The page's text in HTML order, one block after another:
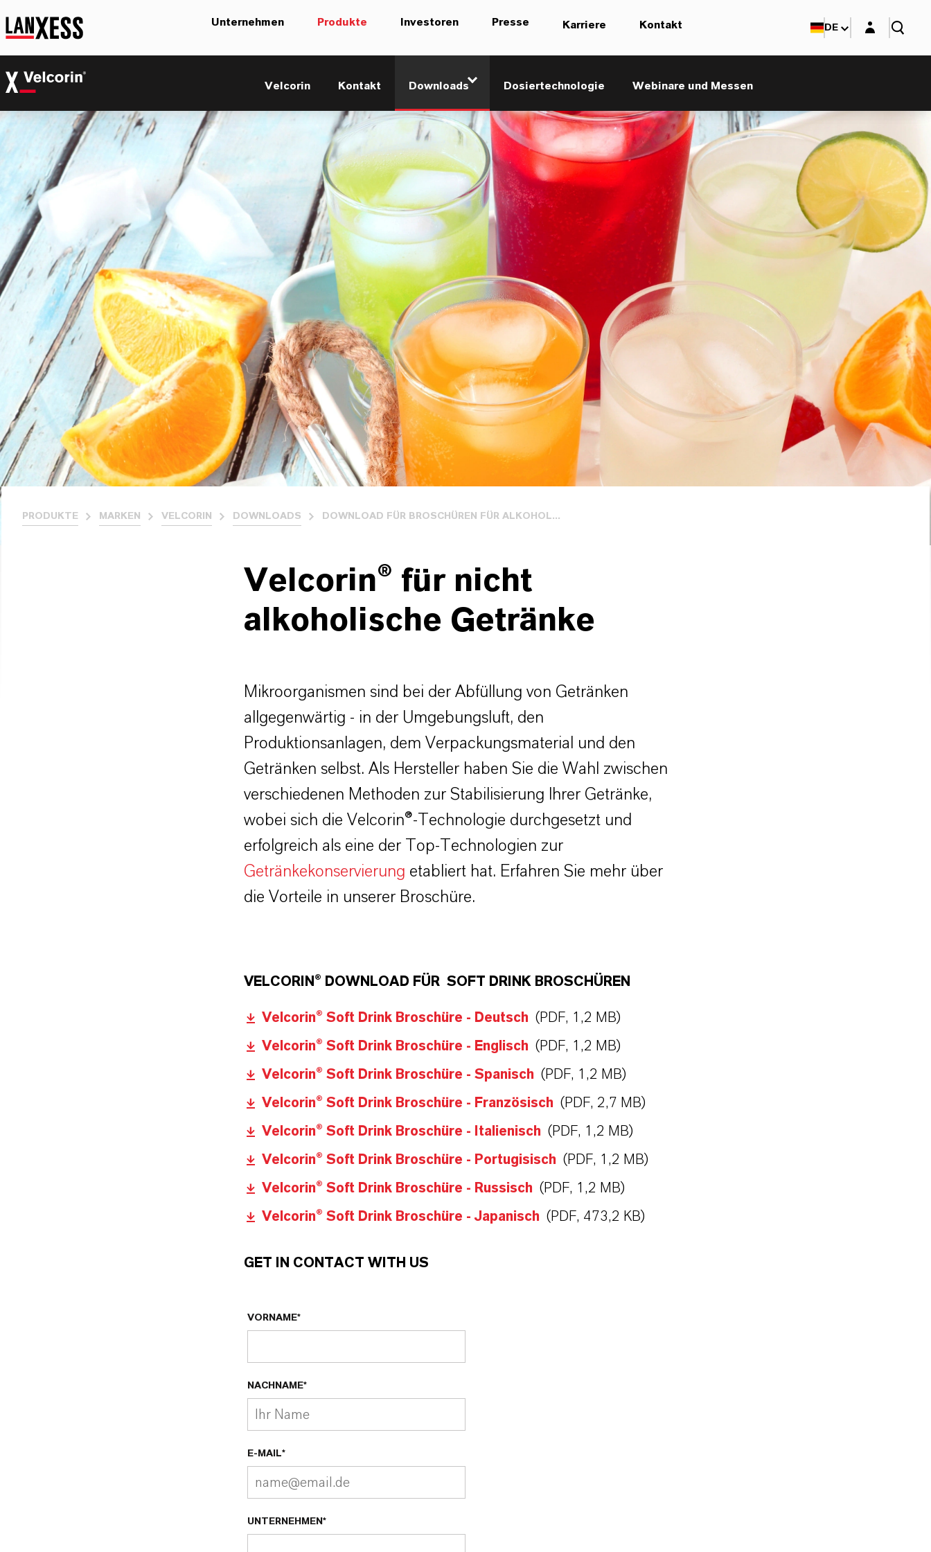
Unternehmen Produkte Investoren Presse Karriere Kontakt
Velcorin Kontakt Downloads Dosiertechnologie Webinare und Messen
DE Login-Maske
PRODUKTE MARKEN VELCORIN DOWNLOADS DOWNLOAD FÜR BROSCHÜREN FÜR ALKOHOL...
Velcorin® für nicht
alkoholische Getränke
Mikroorganismen sind bei der Abfüllung von Getränken
allgegenwärtig - in der Umgebungsluft, den
Produktionsanlagen, dem Verpackungsmaterial und den
Getränken selbst. Als Hersteller haben Sie die Wahl zwischen
verschiedenen Methoden zur Stabilisierung Ihrer Getränke,
wobei sich die Velcorin®-Technologie durchgesetzt und
erfolgreich als eine der Top-Technologien zur
Getränkekonservierung etabliert hat. Erfahren Sie mehr über
die Vorteile in unserer Broschüre.
VELCORIN® DOWNLOAD FÜR SOFT DRINK BROSCHÜREN
Velcorin® Soft Drink Broschüre - Deutsch (PDF, 1,2 MB)
Velcorin® Soft Drink Broschüre - Englisch (PDF, 1,2 MB)
Velcorin® Soft Drink Broschüre - Spanisch (PDF, 1,2 MB)
Velcorin® Soft Drink Broschüre - Französisch (PDF, 2,7 MB)
Velcorin® Soft Drink Broschüre - Italienisch (PDF, 1,2 MB)
Velcorin® Soft Drink Broschüre - Portugisisch (PDF, 1,2 MB)
Velcorin® Soft Drink Broschüre - Russisch (PDF, 1,2 MB)
Velcorin® Soft Drink Broschüre - Japanisch (PDF, 473,2 KB)
GET IN CONTACT WITH US
VORNAME*
NACHNAME*
E-MAIL*
UNTERNEHMEN*